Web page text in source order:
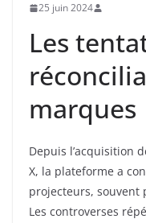
25 juin 2024
Les
marques
Depuis l’acquisition
X, la plateforme a
projecteurs, souvent
Les controverses